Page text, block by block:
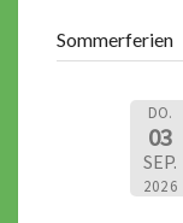
Sommerferien
DO.
03
SEP.
2026